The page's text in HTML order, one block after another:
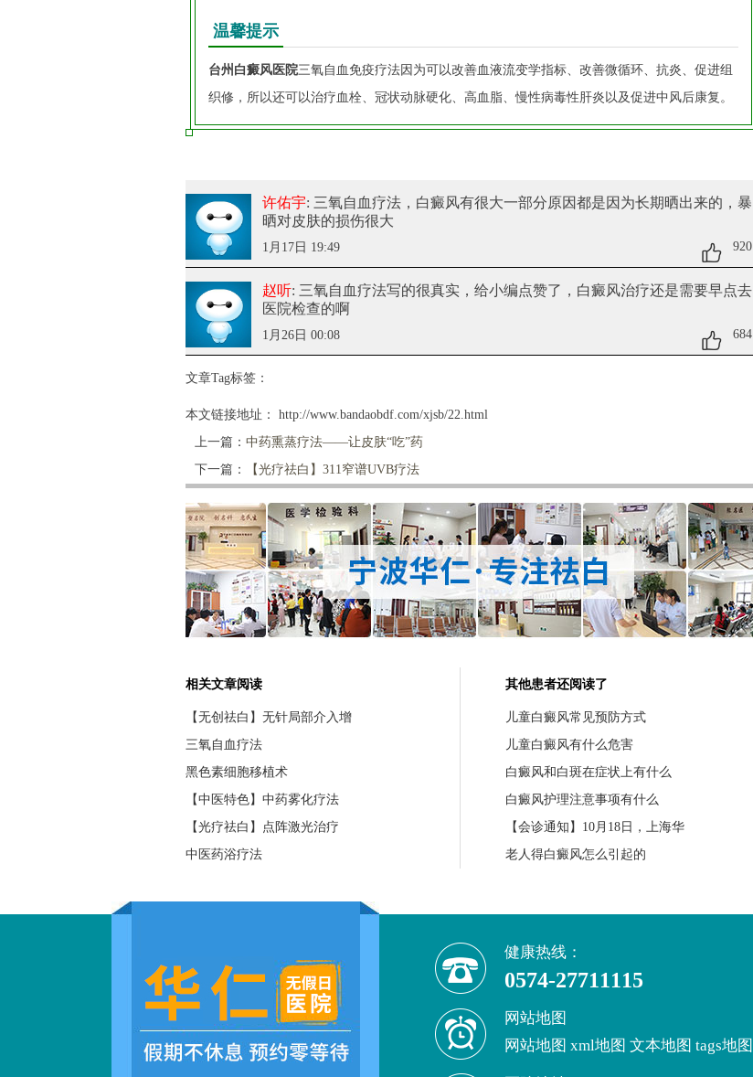
温馨提示
台州白癜风医院三氧自血免疫疗法因为可以改善血液流变学指标、改善微循环、抗炎、促进组
织修，所以还可以治疗血栓、冠状动脉硬化、高血脂、慢性病毒性肝炎以及促进中风后康复。
许佑宇: 三氧自血疗法，白癜风有很大一部分原因都是因为长期晒出来的，暴
晒对皮肤的损伤很大
1月17日 19:49 920
赵听: 三氧自血疗法写的很真实，给小编点赞了，白癜风治疗还是需要早点去
医院检查的啊
1月26日 00:08 684
文章Tag标签：
本文链接地址：
http://www.bandaobdf.com/xjsb/22.html
上一篇： 中药熏蒸疗法——让皮肤“吃”药
下一篇：
【光疗祛白】311窄谱UVB疗法
相关文章阅读
【无创祛白】无针局部介入增
三氧自血疗法
黑色素细胞移植术
【中医特色】中药雾化疗法
【光疗祛白】点阵激光治疗
中医药浴疗法
其他患者还阅读了
儿童白癜风常见预防方式
儿童白癜风有什么危害
白癜风和白斑在症状上有什么
白癜风护理注意事项有什么
【会诊通知】10月18日，上海华
老人得白癜风怎么引起的
健康热线：
0574-27711115
网站地图
网站地图 xml地图 文本地图 tags地图